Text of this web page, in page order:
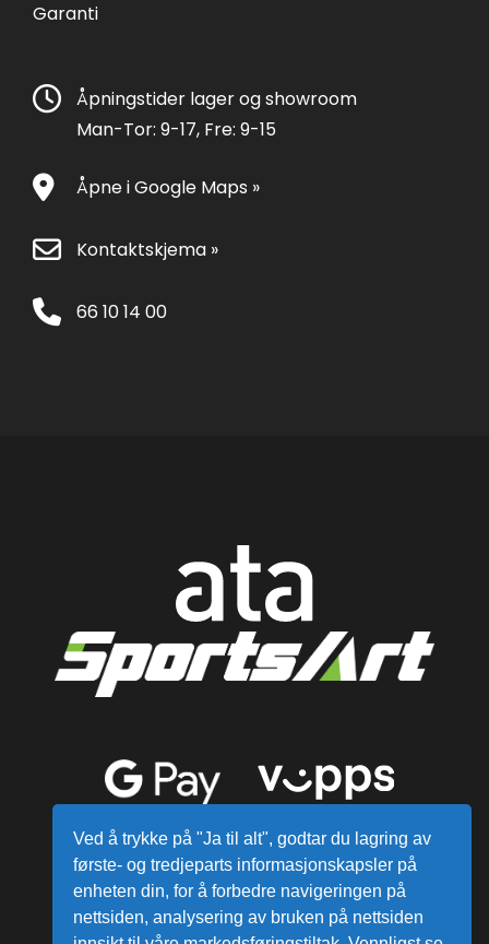
Garanti
Åpningstider lager og showroom
Man-Tor: 9-17, Fre: 9-15
Åpne i Google Maps »
Kontaktskjema »
66 10 14 00
Ved å trykke på "Ja til alt", godtar du lagring av
første- og tredjeparts informasjonskapsler på
enheten din, for å forbedre navigeringen på
nettsiden, analysering av bruken på nettsiden